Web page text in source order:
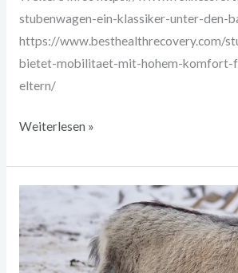
stubenwagen-ein-klassiker-unter-den-
https://www.besthealthrecovery.com/
bietet-mobilitaet-mit-hohem-komfort-
eltern/
Weiterlesen »
der
Kashmirziege